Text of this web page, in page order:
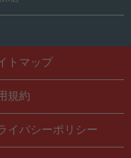
トマップ
規約
イバシーポリシー